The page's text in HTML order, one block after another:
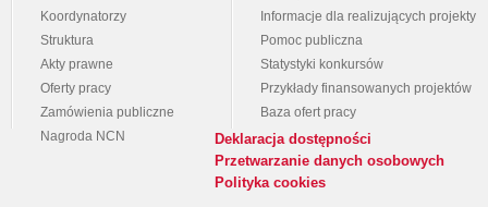
Koordynatorzy
Struktura
Akty prawne
Oferty pracy
Zamówienia publiczne
Nagroda NCN
Informacje dla realizujących projekty
Pomoc publiczna
Statystyki konkursów
Przykłady finansowanych projektów
Baza ofert pracy
Deklaracja dostępności
Przetwarzanie danych osobowych
Polityka cookies